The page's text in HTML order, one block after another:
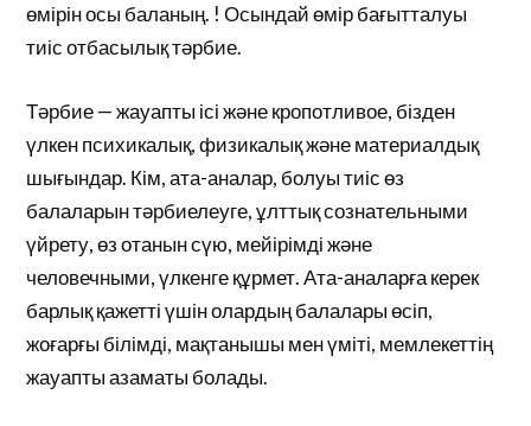
өмірін осы баланың. ! Осындай өмір бағытталуы
тиіс отбасылық тәрбие.
Тәрбие — жауапты ісі және кропотливое, бізден
үлкен психикалық, физикалық және материалдық
шығындар. Кім, ата-аналар, болуы тиіс өз
балаларын тәрбиелеуге, ұлттық сознательными
үйрету, өз отанын сүю, мейірімді және
человечными, үлкенге құрмет. Ата-аналарға керек
барлық қажетті үшін олардың балалары өсіп,
жоғарғы білімді, мақтанышы мен үміті, мемлекеттің
жауапты азаматы болады.